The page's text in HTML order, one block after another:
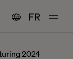
FR
2024